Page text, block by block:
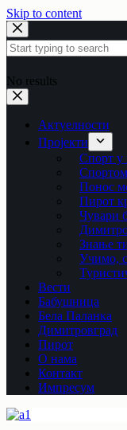
Skip to content
No results
Актуелности
Пројекти
Спорт у
Понос
Пирот
Чувари
Знање
Учимо,
Вести
Бабушница
Бела Паланка
Димитровград
Пирот
О нама
Контакт
Импресум